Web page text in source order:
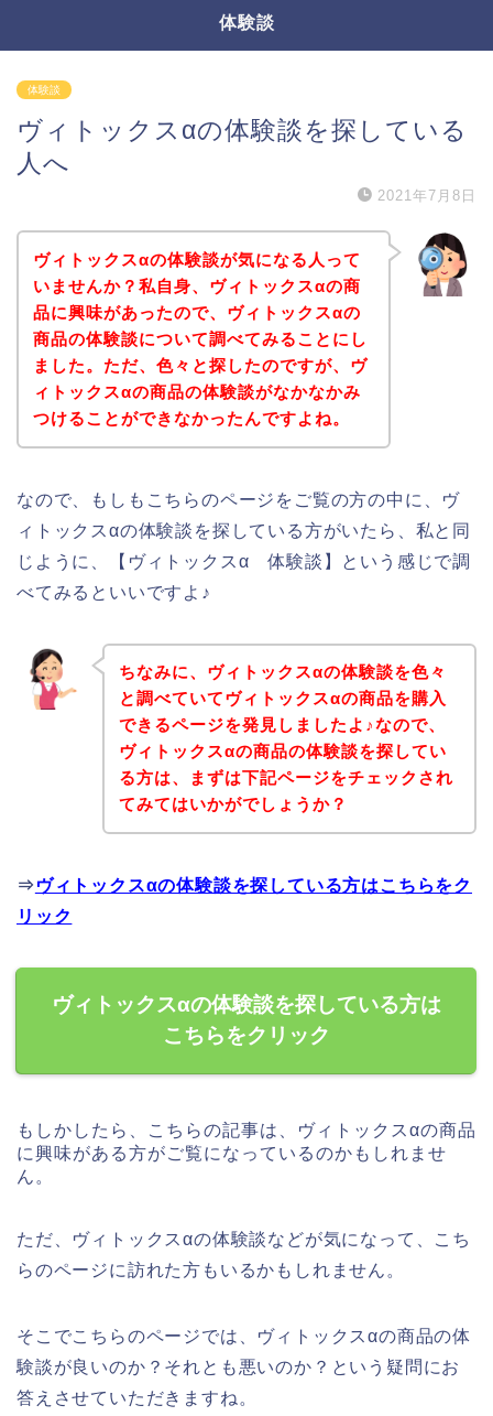
体験談
体験談
ヴィトックスαの体験談を探している
人へ
2021年7月8日
ヴィトックスαの体験談が気になる人って
いませんか？私自身、ヴィトックスαの商
品に興味があったので、ヴィトックスαの
商品の体験談について調べてみることにし
ました。ただ、色々と探したのですが、ヴ
ィトックスαの商品の体験談がなかなかみ
つけることができなかったんですよね。
なので、もしもこちらのページをご覧の方の中に、ヴ
ィトックスαの体験談を探している方がいたら、私と同
じように、【ヴィトックスα 体験談】という感じで調
べてみるといいですよ♪
ちなみに、ヴィトックスαの体験談を色々
と調べていてヴィトックスαの商品を購入
できるページを発見しましたよ♪なので、
ヴィトックスαの商品の体験談を探してい
る方は、まずは下記ページをチェックされ
てみてはいかがでしょうか？
⇒ ヴィトックスαの体験談を探している方はこちらをク
リック
ヴィトックスαの体験談を探している方は
こちらをクリック
もしかしたら、こちらの記事は、ヴィトックスαの商品
に興味がある方がご覧になっているのかもしれませ
ん。
ただ、ヴィトックスαの体験談などが気になって、こち
らのページに訪れた方もいるかもしれません。
そこでこちらのページでは、ヴィトックスαの商品の体
験談が良いのか？それとも悪いのか？という疑問にお
答えさせていただきますね。